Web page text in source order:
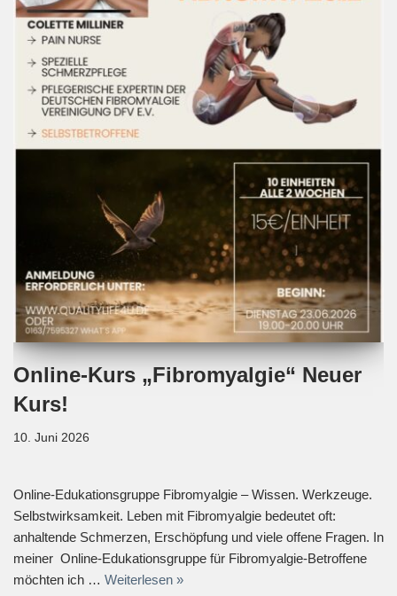
Online-Kurs „Fibromyalgie“ Neuer
Kurs!
10. Juni 2026
Online-Edukationsgruppe Fibromyalgie – Wissen. Werkzeuge.
Selbstwirksamkeit. Leben mit Fibromyalgie bedeutet oft:
anhaltende Schmerzen, Erschöpfung und viele offene Fragen. In
meiner Online-Edukationsgruppe für Fibromyalgie-Betroffene
möchten ich … Weiterlesen »